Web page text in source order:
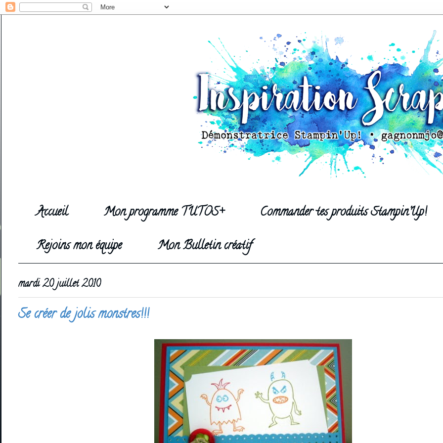
Accueil Mon programme TUTOS+
Commander tes produits Stampin'Up!
Rejoins mon équipe
Mon Bulletin créatif
mardi 20 juillet 2010
Se créer de jolis monstres!!!